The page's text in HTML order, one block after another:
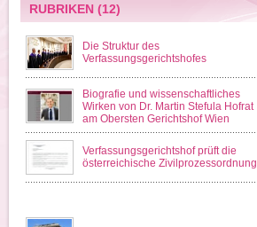
RUBRIKEN(12)
Die Struktur des
Verfassungsgerichtshofes
Biografie und wissenschaftliches
Wirken von Dr. Martin Stefula Hofrat
am Obersten Gerichtshof Wien
Verfassungsgerichtshof prüft die
österreichische Zivilprozessordnung